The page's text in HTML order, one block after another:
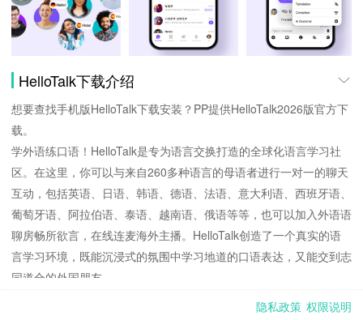
HelloTalk下载介绍
想要查找手机版HelloTalk下载安装？PP提供HelloTalk2026版官方下
载。
学外语练口语！HelloTalk是专为语言交换打造的全球化语言学习社
区。在这里，你可以与来自260多种语言的母语者进行一对一的聊天
互动，包括英语、日语、韩语、德语、法语、意大利语、西班牙语、
葡萄牙语、阿拉伯语、泰语、越南语、俄语等等，也可以加入外语语
聊房畅所欲言，在线连麦海外主播。HelloTalk创造了一个真实的语
言学习环境，既能沉浸式的氛围中学习地道的口语表达，又能交到志
同道合的外国朋友。
隐私政策 权限说明